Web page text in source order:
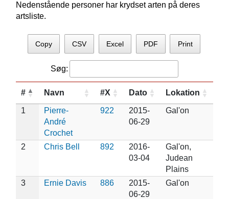
Nedenstående personer har krydset arten på deres
artsliste.
Copy CSV Excel PDF Print
Søg:
# Navn #X Dato Lokation
1
Pierre-
André
Crochet
922
2015-
06-29
Gal'on
2 Chris Bell 892
2016-
03-04
Gal'on,
Judean
Plains
3
Ernie Davis 886
2015-
06-29
Gal'on